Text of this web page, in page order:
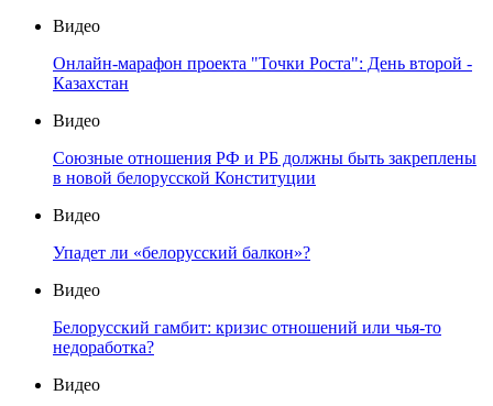
Видео
Онлайн-марафон проекта "Точки Роста": День второй -
Казахстан
Видео
Союзные отношения РФ и РБ должны быть закреплены
в новой белорусской Конституции
Видео
Упадет ли «белорусский балкон»?
Видео
Белорусский гамбит: кризис отношений или чья-то
недоработка?
Видео